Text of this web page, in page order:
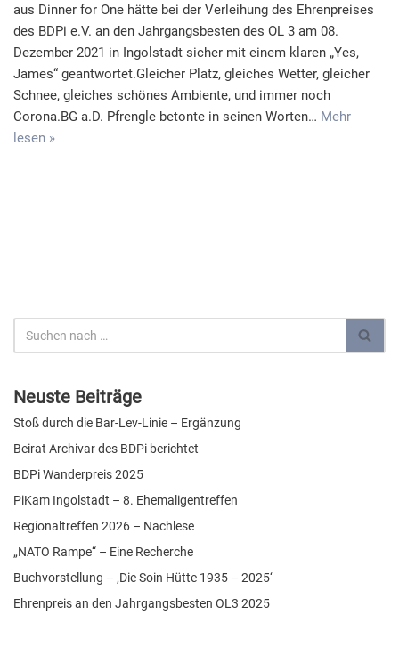
aus Dinner for One hätte bei der Verleihung des Ehrenpreises
des BDPi e.V. an den Jahrgangsbesten des OL 3 am 08.
Dezember 2021 in Ingolstadt sicher mit einem klaren „Yes,
James“ geantwortet.Gleicher Platz, gleiches Wetter, gleicher
Schnee, gleiches schönes Ambiente, und immer noch
Corona.BG a.D. Pfrengle betonte in seinen Worten… Mehr
lesen »
Neuste Beiträge
Stoß durch die Bar-Lev-Linie – Ergänzung
Beirat Archivar des BDPi berichtet
BDPi Wanderpreis 2025
PiKam Ingolstadt – 8. Ehemaligentreffen
Regionaltreffen 2026 – Nachlese
„NATO Rampe“ – Eine Recherche
Buchvorstellung – ‚Die Soin Hütte 1935 – 2025‘
Ehrenpreis an den Jahrgangsbesten OL3 2025